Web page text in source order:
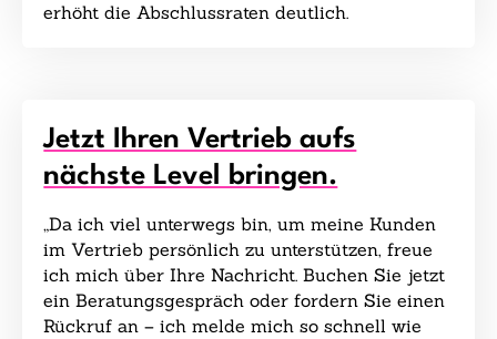
erhöht die Abschlussraten deutlich.
Jetzt Ihren Vertrieb aufs
nächste Level bringen.
„Da ich viel unterwegs bin, um meine Kunden
im Vertrieb persönlich zu unterstützen, freue
ich mich über Ihre Nachricht. Buchen Sie jetzt
ein Beratungsgespräch oder fordern Sie einen
Rückruf an – ich melde mich so schnell wie